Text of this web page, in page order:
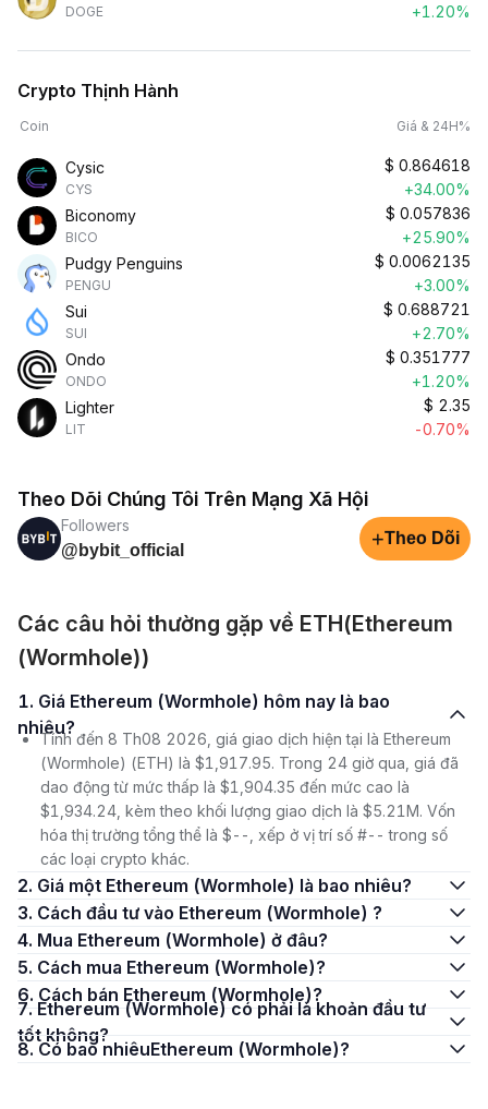
DOGE
+1.20%
Crypto Thịnh Hành
Coin Giá & 24H%
Cysic
CYS
$ 0.864618
+34.00%
Biconomy
BICO
$ 0.057836
+25.90%
Pudgy Penguins
PENGU
$ 0.0062135
+3.00%
Sui
SUI
$ 0.688721
+2.70%
Ondo
ONDO
$ 0.351777
+1.20%
Lighter
LIT
$ 2.35
-0.70%
Theo Dõi Chúng Tôi Trên Mạng Xã Hội
Followers
@bybit_official
+Theo Dõi
Các câu hỏi thường gặp về ETH(Ethereum
(Wormhole))
1. Giá Ethereum (Wormhole) hôm nay là bao
nhiêu?
Tính đến 8 Th08 2026, giá giao dịch hiện tại là Ethereum
(Wormhole) (ETH) là $1,917.95. Trong 24 giờ qua, giá đã
dao động từ mức thấp là $1,904.35 đến mức cao là
$1,934.24, kèm theo khối lượng giao dịch là $5.21M. Vốn
hóa thị trường tổng thể là $--, xếp ở vị trí số #-- trong số
các loại crypto khác.
2. Giá một Ethereum (Wormhole) là bao nhiêu?
3. Cách đầu tư vào Ethereum (Wormhole) ?
4. Mua Ethereum (Wormhole) ở đâu?
5. Cách mua Ethereum (Wormhole)?
6. Cách bán Ethereum (Wormhole)?
7. Ethereum (Wormhole) có phải là khoản đầu tư
tốt không?
8. Có bao nhiêuEthereum (Wormhole)?